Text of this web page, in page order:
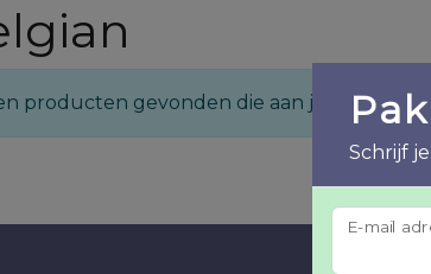
producten gevonden die aan je
Schrijf
E-mail